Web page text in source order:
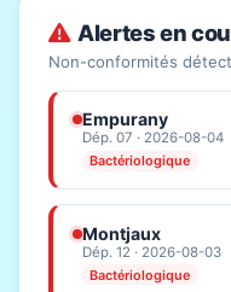
Alertes en
Non-conformités
Empurany
Dép. 07 · 2026-08-04
Bactériologique
Montjaux
Dép. 12 · 2026-08-03
Bactériologique